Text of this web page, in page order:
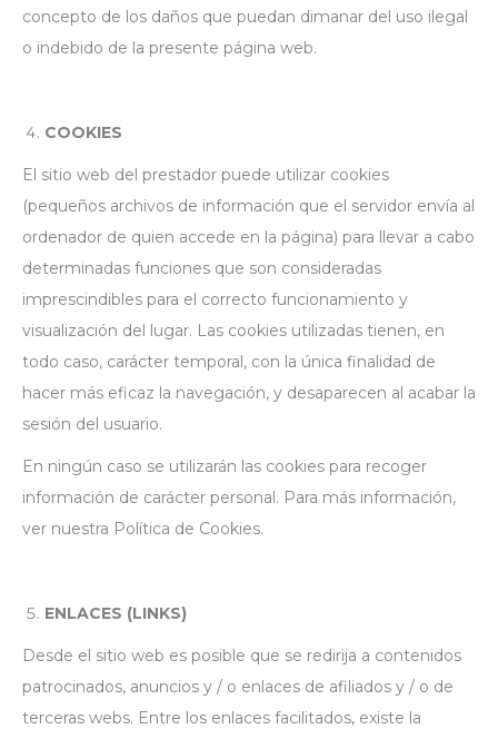
concepto de los daños que puedan dimanar del uso ilegal
o indebido de la presente página web.
COOKIES
El sitio web del prestador puede utilizar cookies
(pequeños archivos de información que el servidor envía al
ordenador de quien accede en la página) para llevar a cabo
determinadas funciones que son consideradas
imprescindibles para el correcto funcionamiento y
visualización del lugar. Las cookies utilizadas tienen, en
todo caso, carácter temporal, con la única finalidad de
hacer más eficaz la navegación, y desaparecen al acabar la
sesión del usuario.
En ningún caso se utilizarán las cookies para recoger
información de carácter personal. Para más información,
ver nuestra Política de Cookies.
ENLACES (LINKS)
Desde el sitio web es posible que se redirija a contenidos
patrocinados, anuncios y / o enlaces de afiliados y / o de
terceras webs. Entre los enlaces facilitados, existe la